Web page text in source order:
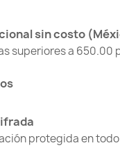
sin costo
superiores a 650.00
protegida en